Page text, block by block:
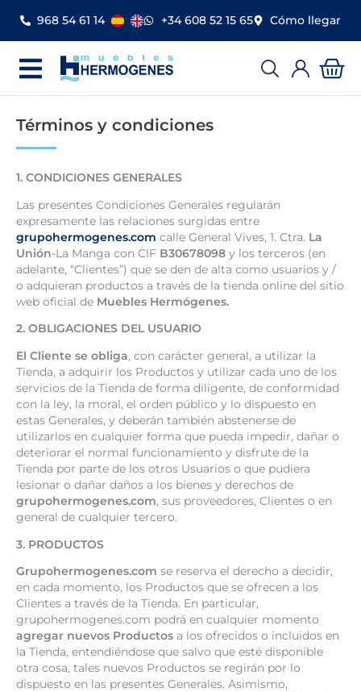
contenido
968 54 61 14 +34 608 52 15 65 Cómo llegar
Términos y condiciones
1. CONDICIONES GENERALES
Las presentes Condiciones Generales regularán
expresamente las relaciones surgidas entre
grupohermogenes.com calle General Vives, 1. Ctra. La
Unión-La Manga con CIF B30678098 y los terceros (en
adelante, “Clientes”) que se den de alta como usuarios y /
o adquieran productos a través de la tienda online del sitio
web oficial de Muebles Hermógenes.
2. OBLIGACIONES DEL USUARIO
El Cliente se obliga, con carácter general, a utilizar la
Tienda, a adquirir los Productos y utilizar cada uno de los
servicios de la Tienda de forma diligente, de conformidad
con la ley, la moral, el orden público y lo dispuesto en
estas Generales, y deberán también abstenerse de
utilizarlos en cualquier forma que pueda impedir, dañar o
deteriorar el normal funcionamiento y disfrute de la
Tienda por parte de los otros Usuarios o que pudiera
lesionar o dañar daños a los bienes y derechos de
grupohermogenes.com, sus proveedores, Clientes o en
general de cualquier tercero.
3. PRODUCTOS
Grupohermogenes.com se reserva el derecho a decidir,
en cada momento, los Productos que se ofrecen a los
Clientes a través de la Tienda. En particular,
grupohermogenes.com podrá en cualquier momento
agregar nuevos Productos a los ofrecidos o incluidos en
la Tienda, entendiéndose que salvo que esté disponible
otra cosa, tales nuevos Productos se regirán por lo
dispuesto en las presentes Generales. Asimismo,